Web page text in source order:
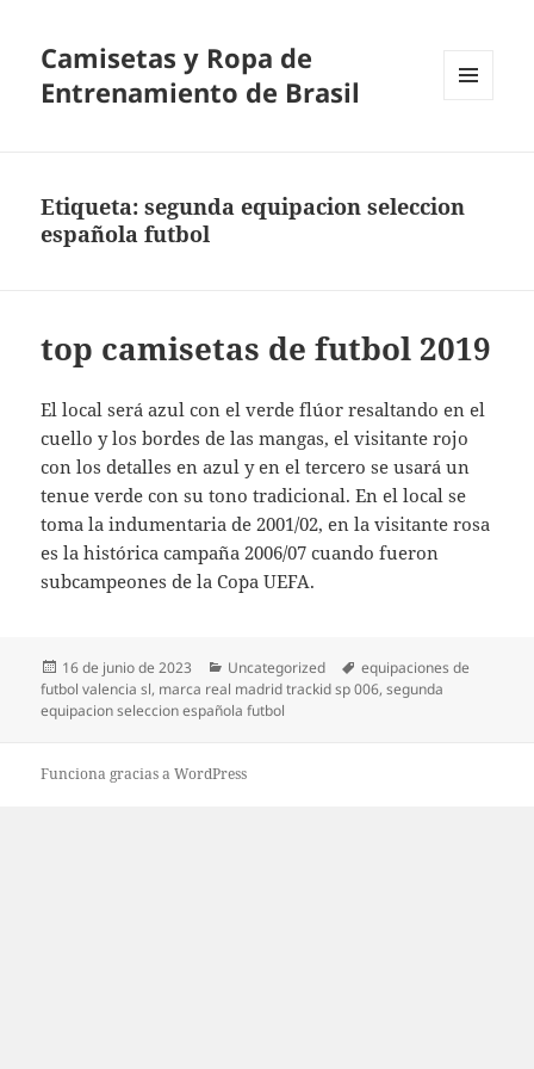
Camisetas y Ropa de
Entrenamiento de Brasil
Etiqueta:segunda equipacion seleccion
española futbol
top camisetas de futbol 2019
El local será azul con el verde flúor resaltando en el
cuello y los bordes de las mangas, el visitante rojo
con los detalles en azul y en el tercero se usará un
tenue verde con su tono tradicional. En el local se
toma la indumentaria de 2001/02, en la visitante rosa
es la histórica campaña 2006/07 cuando fueron
subcampeones de la Copa UEFA.
Publicado
el
16 de junio de 2023 Categorías
Uncategorized Etiquetas
equipaciones de
futbol valencia sl, marca real madrid trackid sp 006,segunda
equipacion seleccion española futbol
Funciona gracias a WordPress